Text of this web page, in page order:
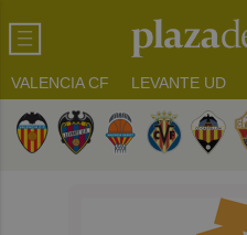
VALENCIA CF LEVANTE UD